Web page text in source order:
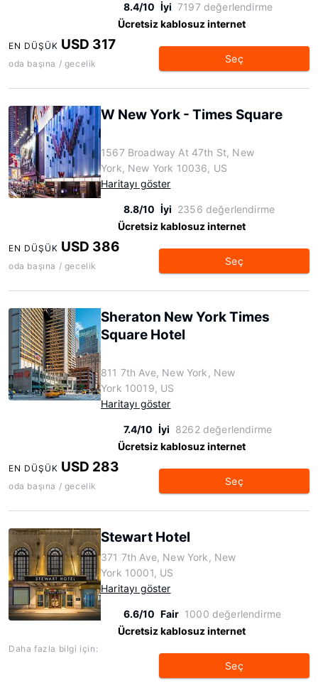
8.4/10 İyi 7197 değerlendirme
Ücretsiz kablosuz internet
EN DÜŞÜK USD 317
oda başına / gecelik Seç
W New York - Times Square
1567 Broadway At 47th St, New
York, New York 10036, US
Haritayı göster
8.8/10 İyi 2356 değerlendirme
Ücretsiz kablosuz internet
EN DÜŞÜK USD 386
oda başına / gecelik Seç
Sheraton New York Times
Square Hotel
811 7th Ave, New York, New
York 10019, US
Haritayı göster
7.4/10 İyi 8262 değerlendirme
Ücretsiz kablosuz internet
EN DÜŞÜK USD 283
oda başına / gecelik Seç
Stewart Hotel
371 7th Ave, New York, New
York 10001, US
Haritayı göster
6.6/10 Fair 1000 değerlendirme
Ücretsiz kablosuz internet
Daha fazla bilgi için:
Seç